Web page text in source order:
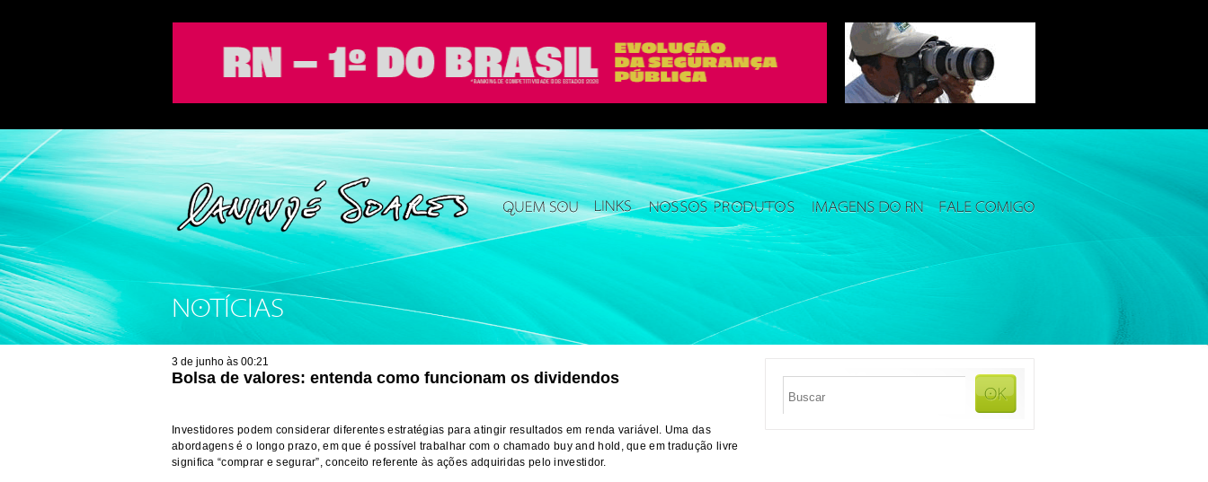
NOTÍCIAS
3 de junho às 00:21
Bolsa de valores: entenda como funcionam os dividendos
Investidores podem considerar diferentes estratégias para atingir resultados em renda variável . Uma das
abordagens é o longo prazo, em que é possível trabalhar com o chamado buy and hold, que em tradução livre
significa “comprar e segurar”, conceito referente às ações adquiridas pelo investidor.